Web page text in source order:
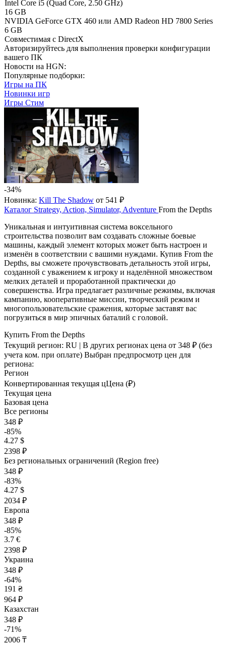
Intel Core i5 (Quad Core, 2.50 GHz)
16 GB
NVIDIA GeForce GTX 460 или AMD Radeon HD 7800 Series
6 GB
Совместимая с DirectX
Авторизируйтесь для выполнения проверки конфигурации
вашего ПК
Новости на HGN:
Популярные подборки:
Игры на ПК
Новинки игр
Игры Стим
-34%
Новинка: Kill The Shadow от 541 ₽
Каталог Strategy, Action, Simulator, Adventure From the Depths
Уникальная и интуитивная система воксельного
строительства позволит вам создавать сложные боевые
машины, каждый элемент которых может быть настроен и
изменён в соответствии с вашими нуждами. Купив From the
Depths, вы сможете прочувствовать детальность этой игры,
созданной с уважением к игроку и наделённой множеством
мелких деталей и проработанной практически до
совершенства. Игра предлагает различные режимы, включая
кампанию, кооперативные миссии, творческий режим и
многопользовательские сражения, которые заставят вас
погрузиться в мир эпичных баталий с головой.
Купить From the Depths
Текущий регион: RU | В других регионах цена от 348 ₽ (без
учета ком. при оплате) Выбран предпросмотр цен для
региона:
Регион
Конвертированная текущая цЦена (₽)
Текущая цена
Базовая цена
Все регионы
348 ₽
-85%
4.27 $
2398 ₽
Без региональных ограничений (Region free)
348 ₽
-83%
4.27 $
2034 ₽
Европа
348 ₽
-85%
3.7 €
2398 ₽
Украина
348 ₽
-64%
191 ₴
964 ₽
Казахстан
348 ₽
-71%
2006 ₸